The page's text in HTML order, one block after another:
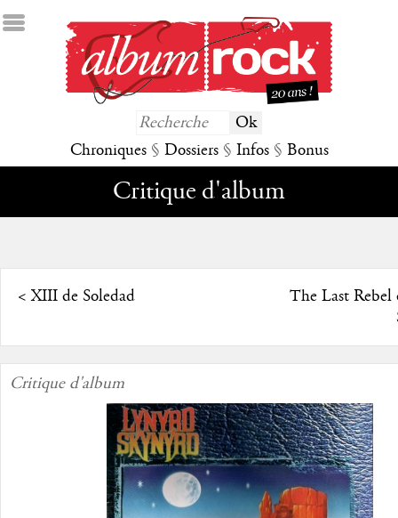
Chroniques § Dossiers § Infos § Bonus
Critique d'album
<XIII de Soledad
The Last Rebel
Critique d'album